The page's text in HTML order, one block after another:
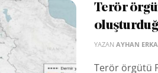
Terör
YAZAN AYHAN
Terör örgütü